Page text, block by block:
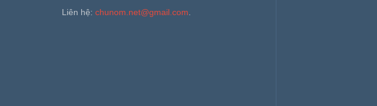
Liên hệ: chunom.net@gmail.com